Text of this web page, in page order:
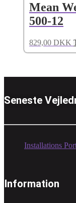
Mean
500-12
829,00 DKK
Seneste
Installations
Information